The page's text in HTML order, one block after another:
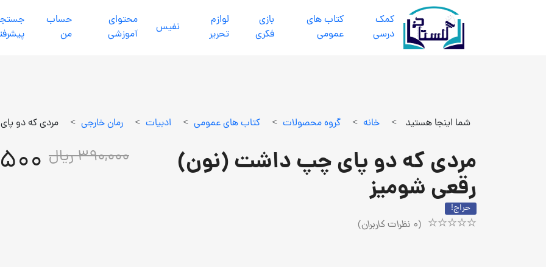
كمك
درسي
كتاب هاي
عمومي
بازي
فكري
لوازم
تحرير
نفيس
محتواي
آموزشي
حساب
من
شما اینجا هستید > خانه > گروه محصولات > كتاب هاي عمومي > ادبيات > رمان خارجي > مردی که دو
مردی که دو پای چپ داشت (نون)
رقعی شومیز
حراج!
(
0 نظرات کاربران)
390,000 ریال